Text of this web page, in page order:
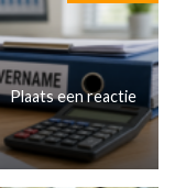
Plaats een reactie